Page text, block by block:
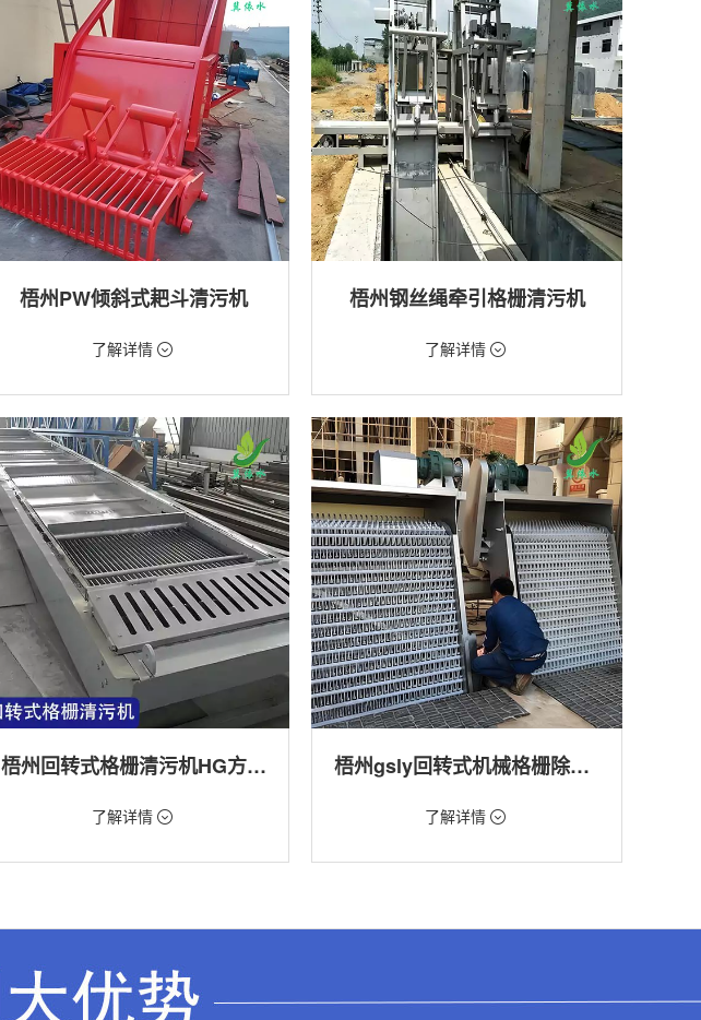
梧州PW倾斜式耙斗清污机
价格：1.28万/台了解详情
梧州钢丝绳牵引格栅清污机
价格：2888元/台了解详情
梧州回转式格栅清污机HG方型-连续式自动清污优选设备
价格：9888元/台
机
了解详情
梧州gsly回转式机械格栅除污机
价格：1.66万/台
机
了解详情